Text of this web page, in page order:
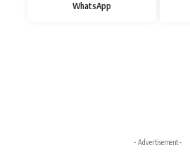
WhatsApp
- Advertisement -